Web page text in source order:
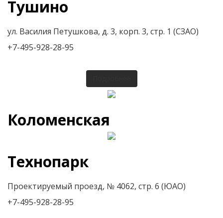
Тушино
ул. Василия Петушкова, д. 3, корп. 3, стр. 1 (СЗАО)
+7-495-928-28-95
Коломенская
Технопарк
Проектируемый проезд, № 4062, стр. 6 (ЮАО)
+7-495-928-28-95